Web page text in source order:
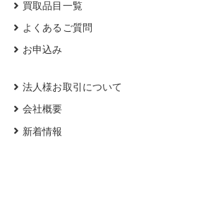
買取品目一覧
よくあるご質問
お申込み
法人様お取引について
会社概要
新着情報